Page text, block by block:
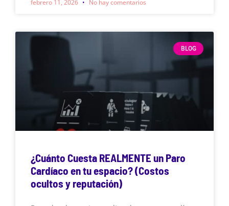
febrero 11, 2026 No hay comentarios
BLOG
¿Cuánto Cuesta REALMENTE un Paro
Cardíaco en tu espacio? (Costos
ocultos y reputación)